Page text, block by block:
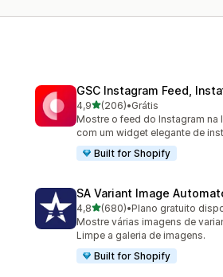
GSC Instagram Feed,
4,9de 5 estrelas
(206)
206 avaliações ao todo
•Grátis
Mostre o feed do Instagram na
com um widget elegante de
Built for Shopify
SA Variant Image
4,8de 5 estrelas
(680)
680 avaliações ao todo
•Plano gratuito
Mostre várias imagens de
Limpe a galeria de imagens.
Built for Shopify